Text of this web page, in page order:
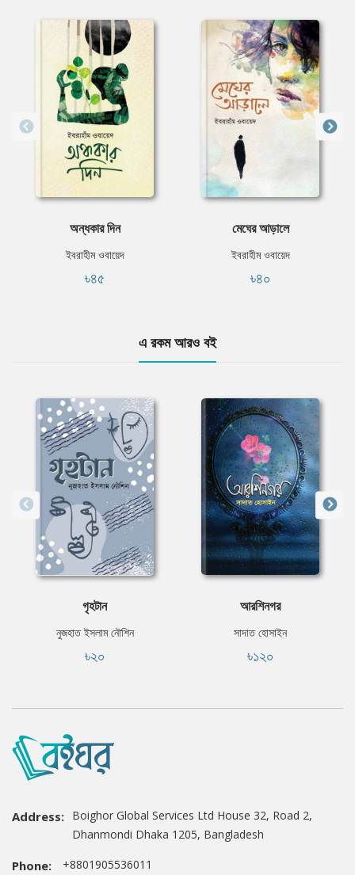
অন্ধকার দিন
ইবরাহীম ওবায়েদ
৳৪৫
মেঘের আড়ালে
ইবরাহীম ওবায়েদ
৳৪০
এ রকম আরও বই
গৃহটান
নুজহাত ইসলাম নৌশিন
৳২০
আরশিনগর
সাদাত হোসাইন
৳১২০
Address: Boighor Global Services Ltd House 32, Road 2,
Dhanmondi Dhaka 1205, Bangladesh
Phone: +8801905536011